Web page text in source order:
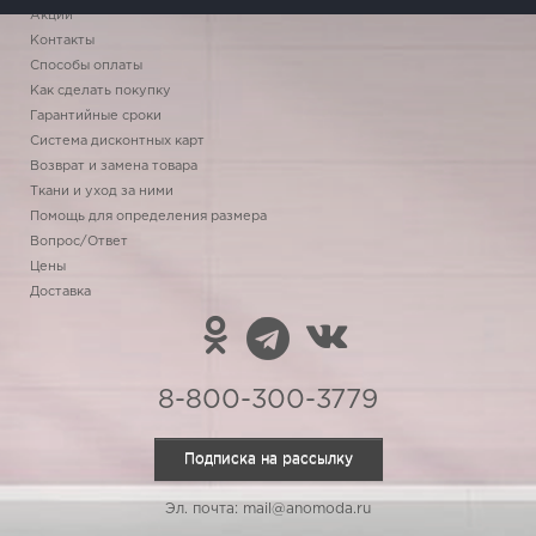
Акции
Контакты
Способы оплаты
Как сделать покупку
Гарантийные сроки
Система дисконтных карт
Возврат и замена товара
Ткани и уход за ними
Помощь для определения размера
Вопрос/Ответ
Цены
Доставка
8-800-300-3779
Подписка на рассылку
Эл. почта: mail@anomoda.ru